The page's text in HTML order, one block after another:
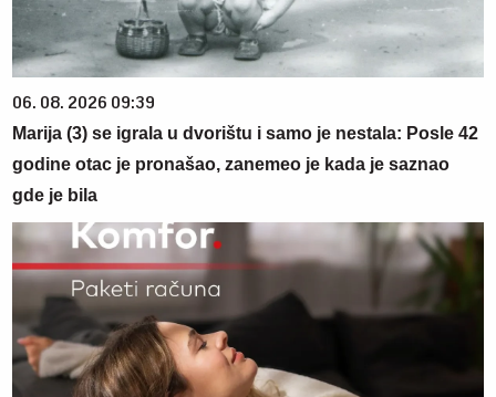
06. 08. 2026 09:39
Marija (3) se igrala u dvorištu i samo je nestala: Posle 42
godine otac je pronašao, zanemeo je kada je saznao
gde je bila